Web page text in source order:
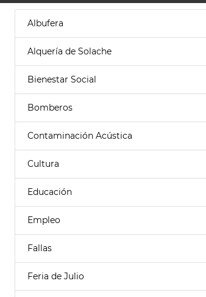
Albufera
Alquería de Solache
Bienestar Social
Bomberos
Contaminación Acústica
Cultura
Educación
Empleo
Fallas
Feria de Julio